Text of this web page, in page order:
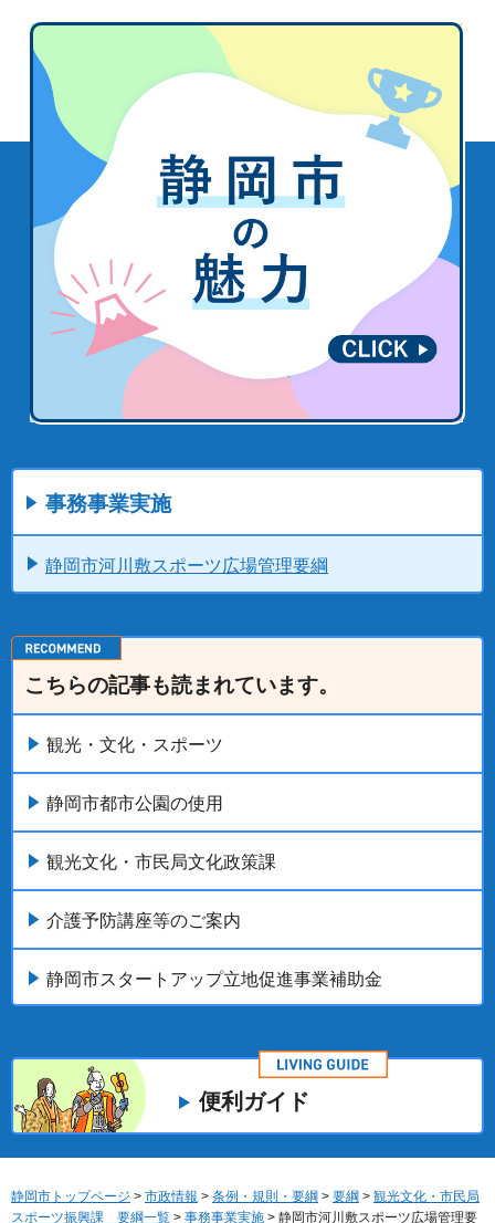
事務事業実施
静岡市河川敷スポーツ広場管理要綱
こちらの記事も読まれています。
観光・文化・スポーツ
静岡市都市公園の使用
観光文化・市民局文化政策課
介護予防講座等のご案内
静岡市スタートアップ立地促進事業補助金
便利ガイド
静岡市トップページ > 市政情報 > 条例・規則・要綱 > 要綱 > 観光文化・市民局
スポーツ振興課 要綱一覧 > 事務事業実施 > 静岡市河川敷スポーツ広場管理要